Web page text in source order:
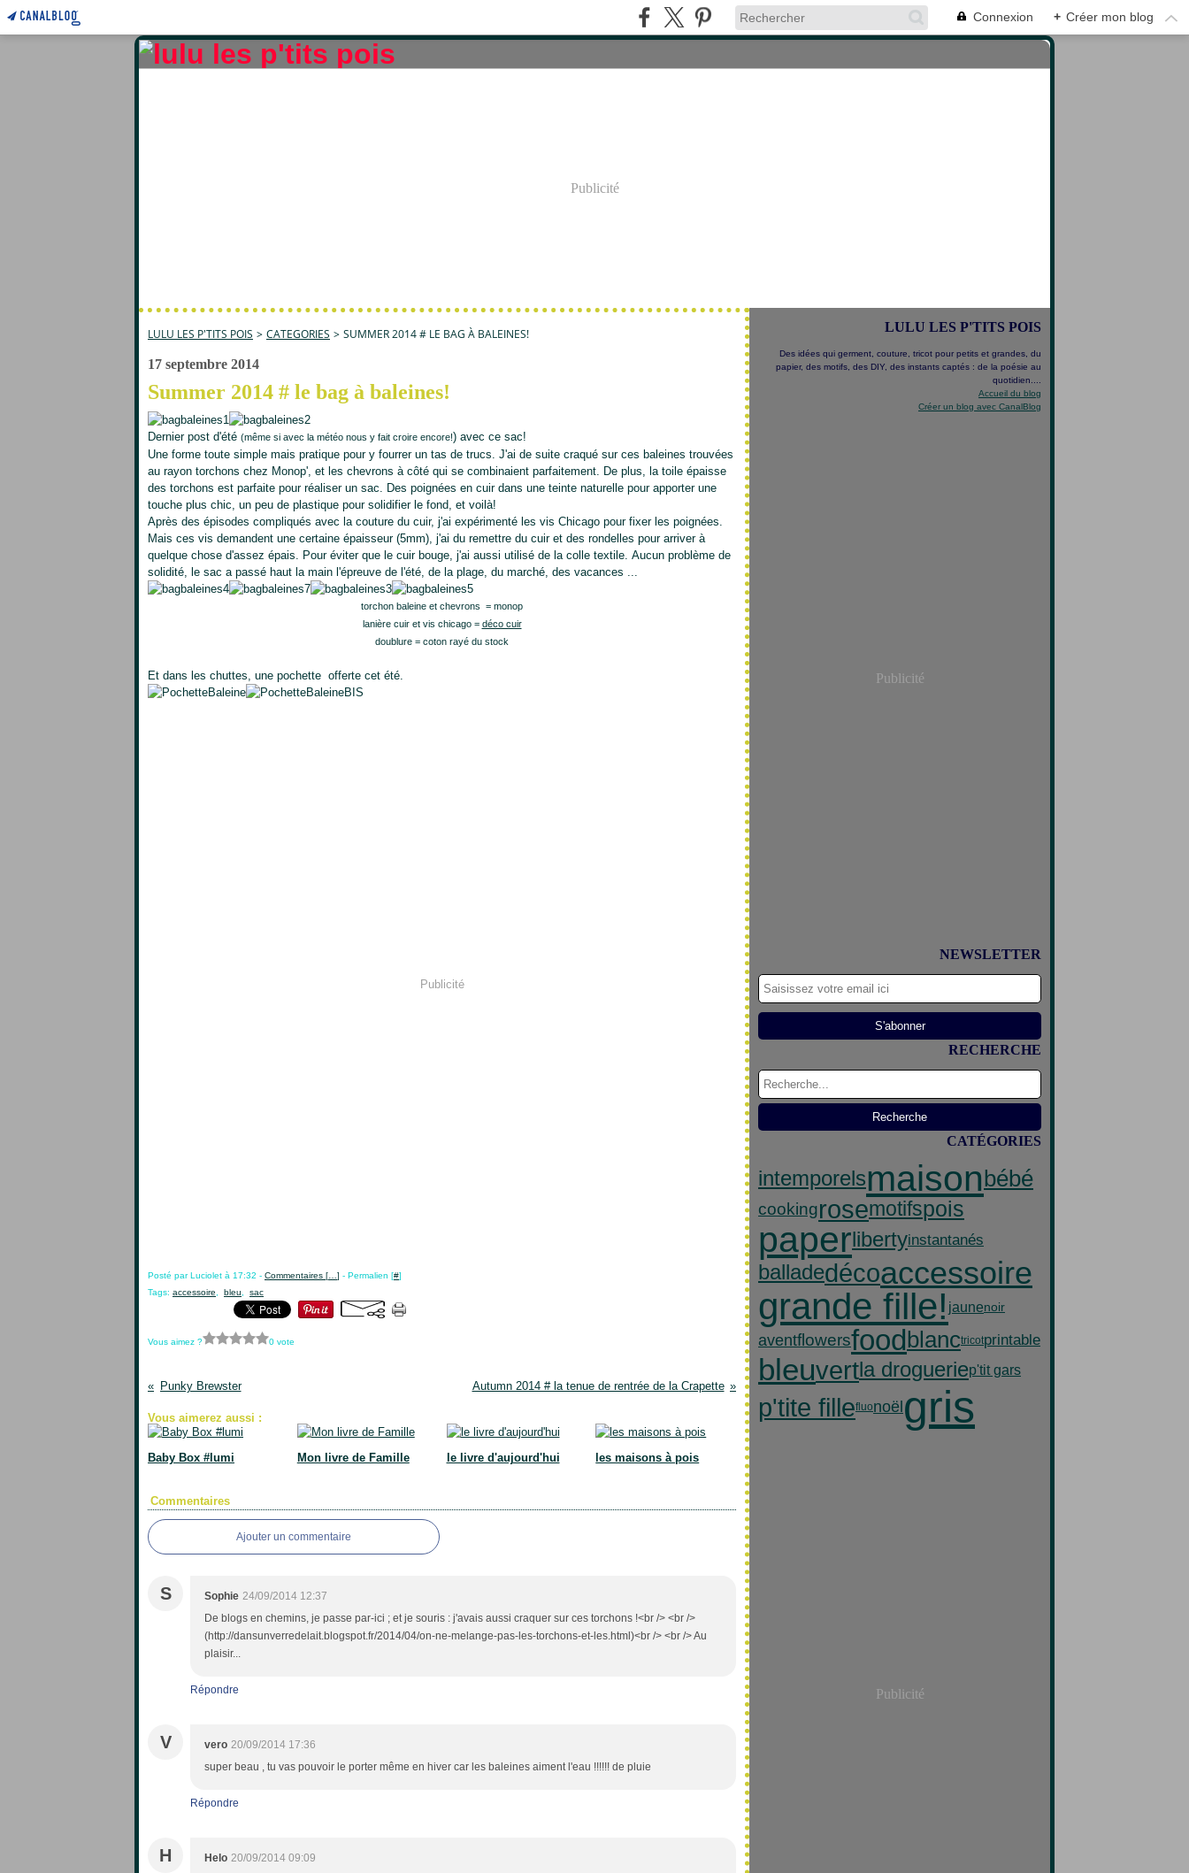
Connexion + Créer mon blog
Publicité
LULU LES P'TITS POIS > CATEGORIES > SUMMER 2014 # LE BAG À BALEINES!
17 septembre 2014
Summer 2014 # le bag à baleines!
Dernier post d'été (même si avec la météo nous y fait croire encore!) avec ce sac!
Une forme toute simple mais pratique pour y fourrer un tas de trucs. J'ai de suite craqué sur ces baleines trouvées
au rayon torchons chez Monop', et les chevrons à côté qui se combinaient parfaitement. De plus, la toile épaisse
des torchons est parfaite pour réaliser un sac. Des poignées en cuir dans une teinte naturelle pour apporter une
touche plus chic, un peu de plastique pour solidifier le fond, et voilà!
Après des épisodes compliqués avec la couture du cuir, j'ai expérimenté les vis Chicago pour fixer les poignées.
Mais ces vis demandent une certaine épaisseur (5mm), j'ai du remettre du cuir et des rondelles pour arriver à
quelque chose d'assez épais. Pour éviter que le cuir bouge, j'ai aussi utilisé de la colle textile. Aucun problème de
solidité, le sac a passé haut la main l'épreuve de l'été, de la plage, du marché, des vacances ...
torchon baleine et chevrons = monop
lanière cuir et vis chicago = déco cuir
doublure = coton rayé du stock
Et dans les chuttes, une pochette offerte cet été.
Publicité
Posté par Luciolet à 17:32 - Commentaires [ ] - Permalien [#]
Tags: accessoire bleu sac
Vous aimez ? 0 vote
Punky Brewster Autumn 2014 # la tenue de rentrée de la Crapette
Vous aimerez aussi :
Baby Box #lumi Mon livre de Famille le livre d'aujourd'hui les maisons à pois
Commentaires
Ajouter un commentaire
S Sophie 24/09/2014 12:37
De blogs en chemins, je passe par-ici ; et je souris : j'avais aussi craquer sur ces torchons !<br /> <br />
(http://dansunverredelait.blogspot.fr/2014/04/on-ne-melange-pas-les-torchons-et-les.html)<br /> <br /> Au
plaisir...
Répondre
V vero 20/09/2014 17:36
super beau , tu vas pouvoir le porter même en hiver car les baleines aiment l'eau !!!!!! de pluie
Répondre
H Helo 20/09/2014 09:09
LULU LES P'TITS POIS
Des idées qui germent, couture, tricot pour petits et grandes, du
papier, des motifs, des DIY, des instants captés : de la poésie au
quotidien....
Accueil du blog
Créer un blog avec CanalBlog
Publicité
NEWSLETTER
RECHERCHE
CATÉGORIES
intemporelsmaisonbébé
cookingrosemotifspois
paperlibertyinstantanés
balladedécoaccessoire
grande fille!jaunenoir
aventflowersfood blanctricotprintable
bleuvertla drogueriep'tit gars
p'tite fillefluonoëlgris
Publicité